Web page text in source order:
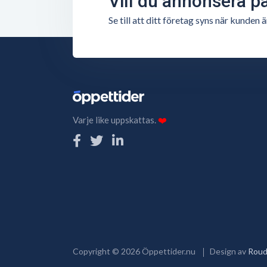
Se till att ditt företag syns när kunden
Varje like uppskattas.❤️
Copyright © 2026Öppettider.nu Design av